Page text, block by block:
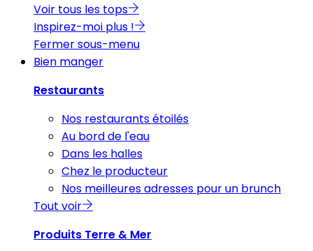
Voir tous les tops
Inspirez-moi plus !
Fermer sous-menu
Bien manger
Restaurants
Nos restaurants étoilés
Au bord de l'eau
Dans les halles
Chez le producteur
Nos meilleures adresses pour un brunch
Tout voir
Produits Terre & Mer